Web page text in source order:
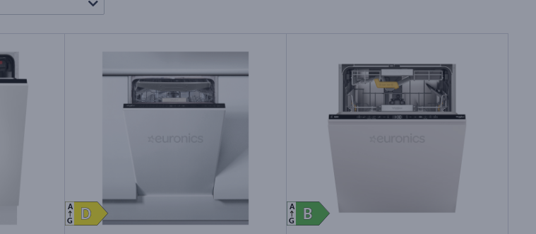
D
D
A
G
B
B
A
G